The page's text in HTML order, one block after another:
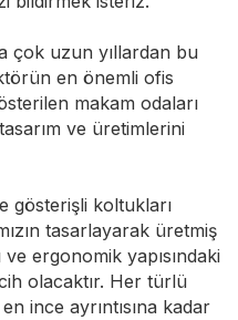
çok uzun yıllardan bu
en önemli ofis
makam odaları
ve üretimlerini
gösterişli koltukları
tasarlayarak üretmiş
ergonomik yapısındaki
olacaktır. Her türlü
ince ayrıntısına kadar